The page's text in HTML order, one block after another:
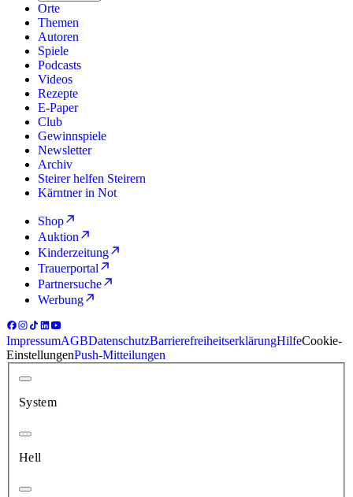
Orte
Themen
Autoren
Spiele
Podcasts
Videos
Rezepte
E-Paper
Club
Gewinnspiele
Newsletter
Archiv
Steirer helfen Steirern
Kärntner in Not
Shop
Auktion
Kinderzeitung
Trauerportal
Partnersuche
Werbung
ImpressumAGBDatenschutzBarrierefreiheitserklärungHilfeCookie-
EinstellungenPush-Mitteilungen
System
Hell